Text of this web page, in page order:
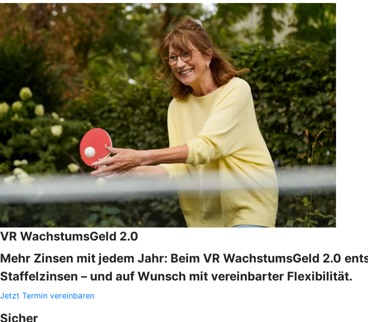
VR WachstumsGeld 2.0
Mehr Zinsen mit jedem Jahr: Beim VR WachstumsGeld 2.0
Staffelzinsen – und auf Wunsch mit vereinbarter Flexibilität.
Jetzt Termin vereinbaren
Sicher